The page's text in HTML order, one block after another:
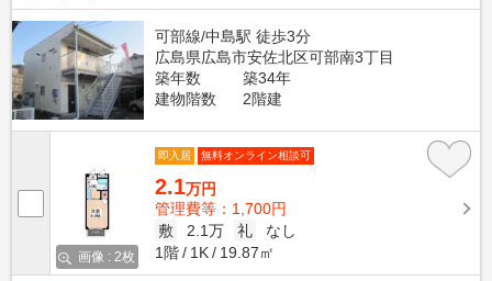
可部線/中島駅 徒歩3分
広島県広島市安佐北区可部南3丁目
築年数
築34年
建物階数
2階建
画像 : 2枚
即入居 無料オンライン相談可
2.1万円
管理費等：1,700円
敷
2.1万 礼
なし
1階
1K 19.87㎡